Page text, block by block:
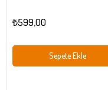
₺599,00
Sepete Ekle